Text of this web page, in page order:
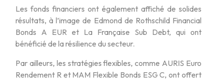
Les fonds financiers ont également affiché de solides
résultats, à l’image de Edmond de Rothschild Financial
Bonds A EUR et La Française Sub Debt, qui ont
bénéficié de la résilience du secteur.
Par ailleurs, les stratégies flexibles, comme AURIS Euro
Rendement R et MAM Flexible Bonds ESG C, ont offert